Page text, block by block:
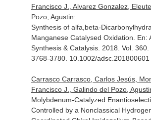
Francisco J., Alvarez Gonzalez,
Pozo, Agustin:
Synthesis of alfa,beta-
Manganese Catalysed Oxidation. En:
Synthesis & Catalysis. 2018. Vol. 360.
3768-3780. 10.1002/adsc.201800601
Carrasco Carrasco, Carlos Jesús,
Francisco J., Galindo del Pozo,
Molybdenum-Catalyzed
Controlled by a Nonclassical